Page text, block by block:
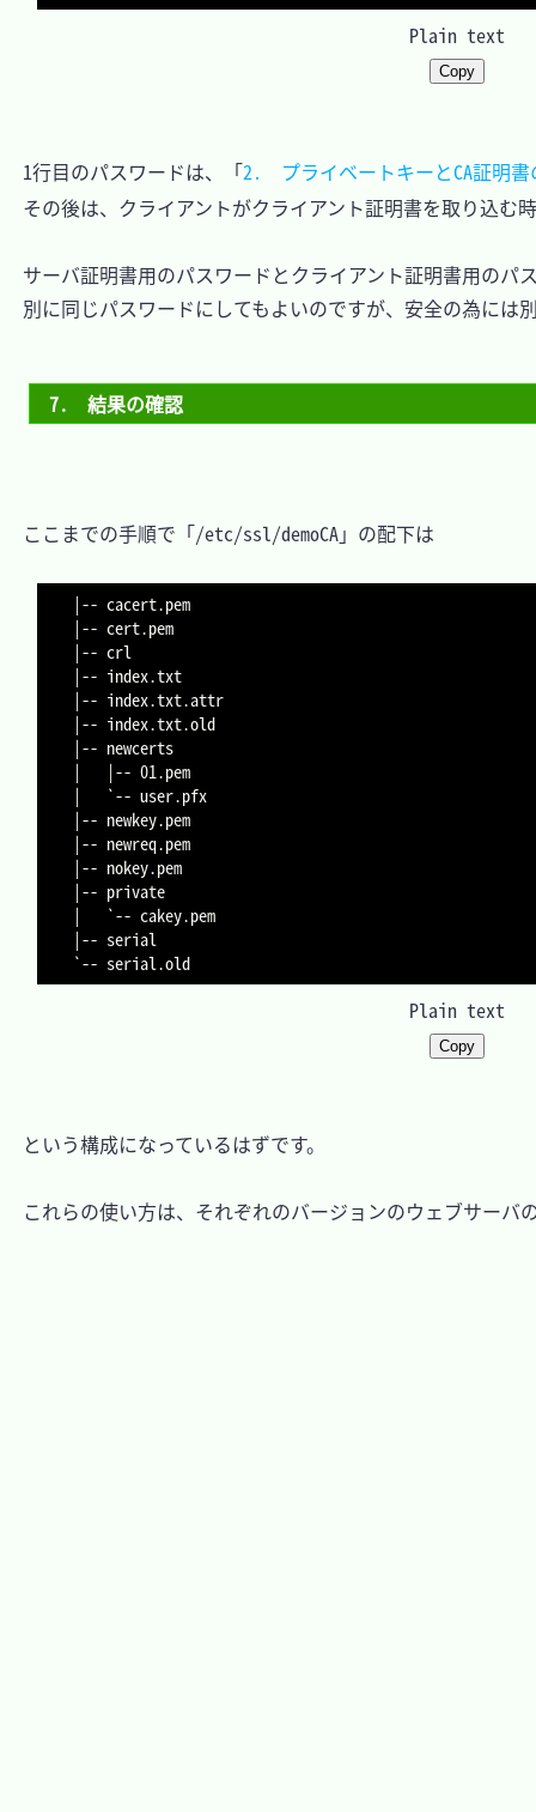
Plain text
Copy
1行目のパスワードは、「2.　プライベートキーとCA証明
その後は、クライアントがクライアント証明書を取り込む
サーバ証明書用のパスワードとクライアント証明書用のパ
別に同じパスワードにしてもよいのですが、安全の為には
7.　結果の確認
ここまでの手順で「/etc/ssl/demoCA」の配下は
|-- cacert.pem
|-- cert.pem
|-- crl
|-- index.txt
|-- index.txt.attr
|-- index.txt.old
|-- newcerts
|   |-- 01.pem
|   `-- user.pfx
|-- newkey.pem
|-- newreq.pem
|-- nokey.pem
|-- private
|   `-- cakey.pem
|-- serial
Plain text
Copy
という構成になっているはずです。
これらの使い方は、それぞれのバージョンのウェブサーバ